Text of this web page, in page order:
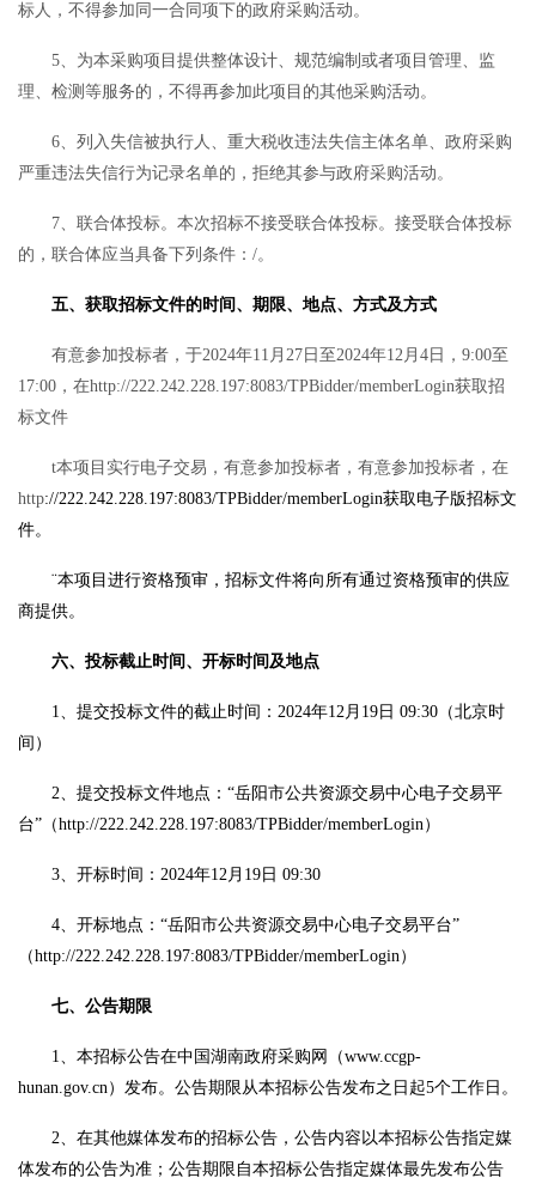
标人，不得参加同一合同项下的政府采购活动。
5、为本采购项目提供整体设计、规范编制或者项目管理、监
理、检测等服务的，不得再参加此项目的其他采购活动。
6、列入失信被执行人、重大税收违法失信主体名单、政府采购
严重违法失信行为记录名单的，拒绝其参与政府采购活动。
7、联合体投标。本次招标不接受联合体投标。接受联合体投标
的，联合体应当具备下列条件： /。
五、获取招标文件的时间、期限、地点、方式及方式
有意参加投标者，于2024年11 月 27 日至2024年12月 4 日， 9:00至
17:00 ，在http://222.242.228.197:8083/TPBidder/memberLogin获取招
标文件
t本项目实行电子交易，有意参加投标者，有意参加投标者，在
http://222.242.228.197:8083/TPBidder/memberLogin获取电子版招标文
件。
¨本项目进行资格预审，招标文件将向所有通过资格预审的供应
商提供。
六、投标截止时间、开标时间及地点
1、提交投标文件的截止时间：2024年12月19日 09:30（北京时
间）
2、提交投标文件地点：“岳阳市公共资源交易中心电子交易平
台”（http://222.242.228.197:8083/TPBidder/memberLogin）
3、开标时间：2024年12月19日 09:30
4、开标地点：“岳阳市公共资源交易中心电子交易平台”
（http://222.242.228.197:8083/TPBidder/memberLogin）
七、公告期限
1、本招标公告在中国湖南政府采购网（www.ccgp-
hunan.gov.cn）发布。公告期限从本招标公告发布之日起5个工作日。
2、在其他媒体发布的招标公告，公告内容以本招标公告指定媒
体发布的公告为准；公告期限自本招标公告指定媒体最先发布公告